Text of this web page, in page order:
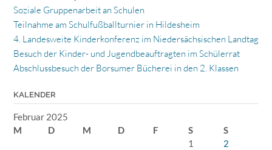
Soziale Gruppenarbeit an Schulen
Teilnahme am Schulfußballturnier in Hildesheim
4. Landesweite Kinderkonferenz im Niedersächsischen Landtag
Besuch der Kinder- und Jugendbeauftragten im Schülerrat
Abschlussbesuch der Borsumer Bücherei in den 2. Klassen
KALENDER
Februar 2025
M
D M D F S
S
1
2